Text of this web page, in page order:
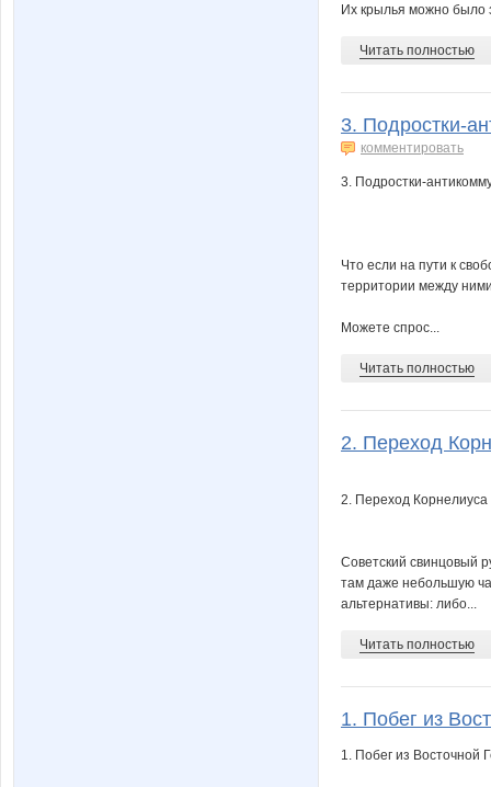
Их крылья можно было
Читать полностью
3. Подростки-
комментировать
3. Подростки-
Что если на пути к
территории между
Можете спрос...
Читать полностью
2. Переход
2. Переход Корнелиуса
Советский свинцовый
там даже небольшую
альтернативы: либо...
Читать полностью
1. Побег из
1. Побег из Восточной